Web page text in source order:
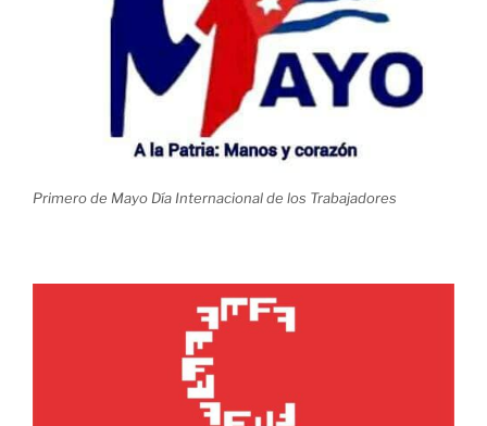
Primero de Mayo Día Internacional de los Trabajadores